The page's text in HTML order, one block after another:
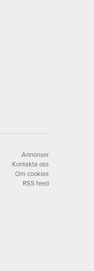
Annonser
Kontakta oss
Om cookies
RSS feed